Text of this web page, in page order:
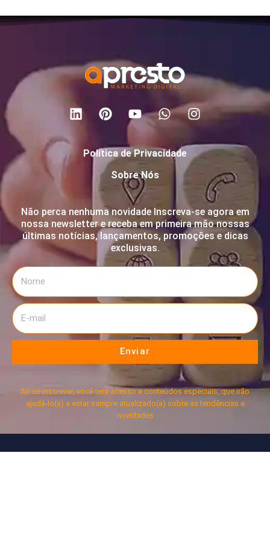
Política de Privacidade
Sobre Nós
Não perca nenhuma novidade Inscreva-se agora em
nossa newsletter e receba em primeira mão nossas
últimas notícias, lançamentos, promoções e dicas
exclusivas.
Enviar
Ao se inscrever, você terá acesso a conteúdos especiais, que irão
ajudá-lo(a) a estar sempre atualizado(a) sobre as tendências e
novidades